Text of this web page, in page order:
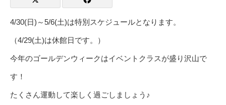
4/30(日)～5/6(土)は特別スケジュールとなります。
（4/29(土)は休館日です。）
今年のゴールデンウィークはイベントクラスが盛り沢山で
す！
たくさん運動して楽しく過ごしましょう♪